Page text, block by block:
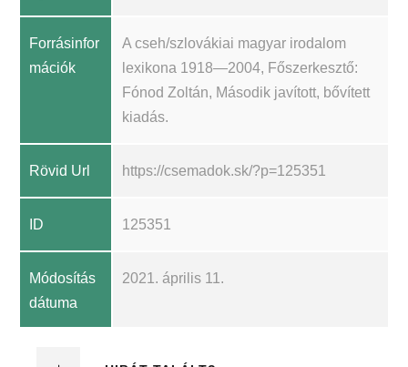
Forrásinfor
mációk
A cseh/szlovákiai magyar irodalom
lexikona 1918—2004, Főszerkesztő:
Fónod Zoltán, Második javított, bővített
kiadás.
Rövid Url https://csemadok.sk/?p=125351
ID 125351
Módosítás
dátuma
2021. április 11.